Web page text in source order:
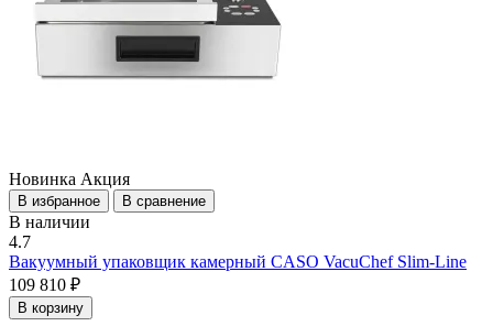
Новинка Акция
В избранное В сравнение
В наличии
4.7
Вакуумный упаковщик камерный CASO VacuChef Slim-Line
109 810 ₽
В корзину